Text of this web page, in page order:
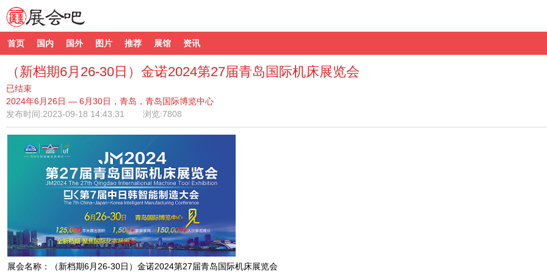
首页 国内 国外 图片 推荐 展馆 资讯
（新档期6月26-30日）金诺2024第27届青岛国际机床展览会
已结束
2024年6月26日 — 6月30日，青岛，青岛国际博览中心
发布时间:2023-09-18 14:43:31 浏览:7808
展会名称：（新档期6月26-30日）金诺2024第27届青岛国际机床展览会